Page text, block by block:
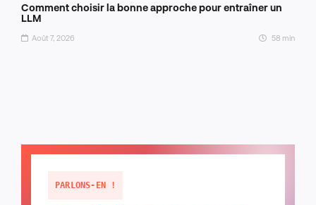
Comment choisir la bonne approche pour entraîner un
LLM
Août 7, 2026 58 min
PARLONS-EN !